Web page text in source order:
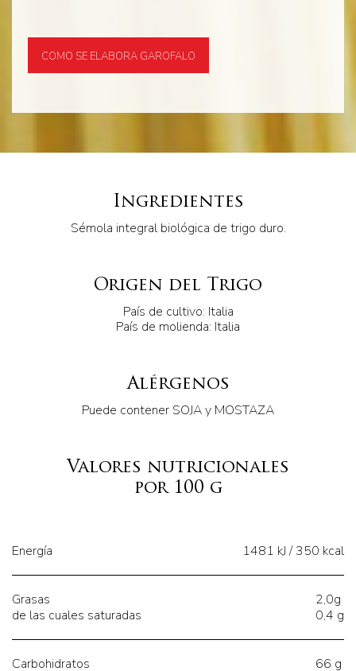
COMO SE ELABORA GAROFALO
Ingredientes
Sémola integral biológica de trigo duro.
Origen del Trigo
País de cultivo: Italia
País de molienda: Italia
Alérgenos
Puede contener SOJA y MOSTAZA
Valores nutricionales
por 100 g
Energía 1481 kJ / 350 kcal
Grasas
de las cuales saturadas
2,0g
0,4 g
Carbohidratos 66 g